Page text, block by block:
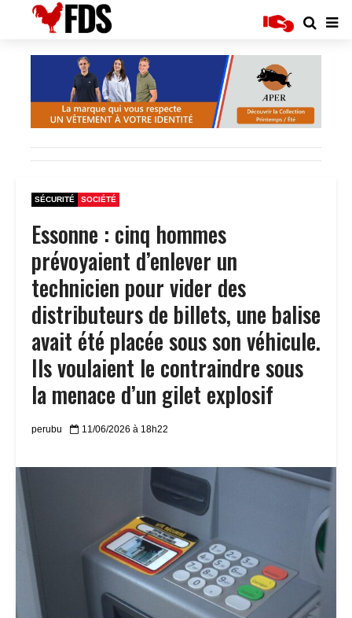
SÉCURITÉ SOCIÉTÉ
Essonne : cinq hommes
prévoyaient d’enlever un
technicien pour vider des
distributeurs de billets, une balise
avait été placée sous son véhicule.
Ils voulaient le contraindre sous
la menace d’un gilet explosif
perubu 11/06/2026 à 18h22